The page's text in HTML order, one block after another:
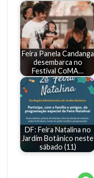
Feira Panela Candanga
desembarca no
Festival CoMA…
DF: Feira Natalina no
Jardim Botânico neste
sábado (11)